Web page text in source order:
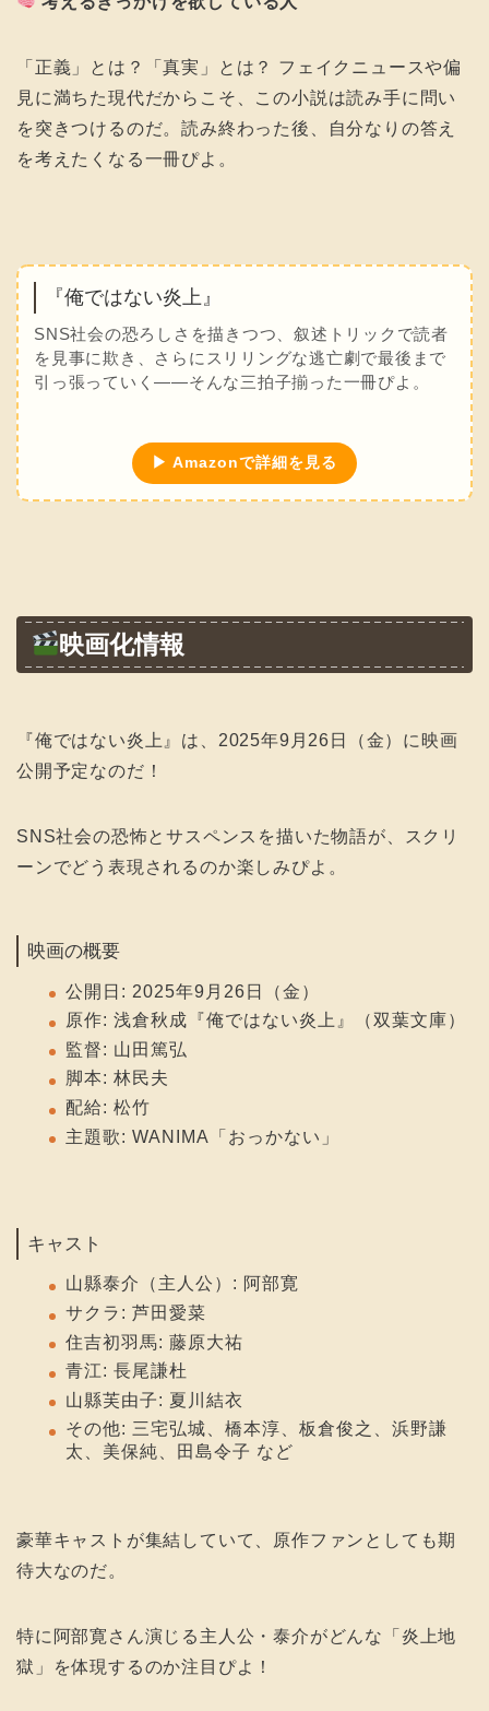
「正義」とは？「真実」とは？ フェイクニュースや偏
見に満ちた現代だからこそ、この小説は読み手に問い
を突きつけるのだ。読み終わった後、自分なりの答え
を考えたくなる一冊ぴよ。
『俺ではない炎上』
SNS社会の恐ろしさを描きつつ、叙述トリックで読者
を見事に欺き、さらにスリリングな逃亡劇で最後まで
引っ張っていく――そんな三拍子揃った一冊ぴよ。
▶ Amazonで詳細を見る
映画化情報
『俺ではない炎上』は、2025年9月26日（金）に映画
公開予定なのだ！
SNS社会の恐怖とサスペンスを描いた物語が、スクリ
ーンでどう表現されるのか楽しみぴよ。
映画の概要
公開日: 2025年9月26日（金）
原作: 浅倉秋成『俺ではない炎上』（双葉文庫）
監督: 山田篤弘
脚本: 林民夫
配給: 松竹
主題歌: WANIMA「おっかない」
キャスト
山縣泰介（主人公）: 阿部寛
サクラ: 芦田愛菜
住吉初羽馬: 藤原大祐
青江: 長尾謙杜
山縣芙由子: 夏川結衣
その他: 三宅弘城、橋本淳、板倉俊之、浜野謙
太、美保純、田島令子 など
豪華キャストが集結していて、原作ファンとしても期
待大なのだ。
特に阿部寛さん演じる主人公・泰介がどんな「炎上地
獄」を体現するのか注目ぴよ！